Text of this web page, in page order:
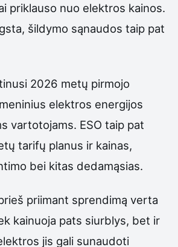
priklauso nuo elektros kainos.
šildymo sąnaudos taip pat
2026 metų pirmojo
elektros energijos
vartotojams. ESO taip pat
tarifų planus ir kainas,
bei kitas dedamąsias.
priimant sprendimą verta
kainuoja pats siurblys, bet ir
jis gali sunaudoti